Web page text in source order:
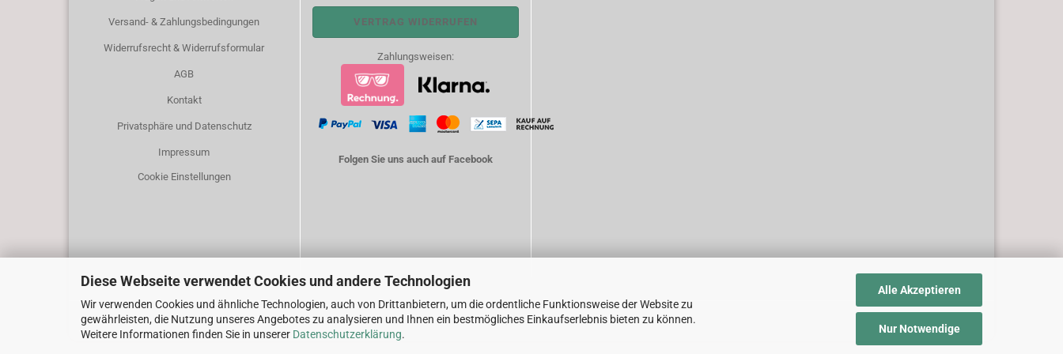
Diese Webseite verwendet Cookies und andere Technologien
Wir verwenden Cookies und ähnliche Technologien, auch von Drittanbietern, um die ordentliche Funktionsweise der Website zu
gewährleisten, die Nutzung unseres Angebotes zu analysieren und Ihnen ein bestmögliches Einkaufserlebnis bieten zu können.
Weitere Informationen finden Sie in unserer Datenschutzerklärung.
Alle Akzeptieren
Nur Notwendige
Versand- & Zahlungsbedingungen
Widerrufsrecht & Widerrufsformular
AGB
Kontakt
Privatsphäre und Datenschutz
Impressum
Cookie Einstellungen
VERTRAG WIDERRUFEN
Zahlungsweisen:
Folgen Sie uns auch auf Facebook
Internetshopby Gambio.de © 2026